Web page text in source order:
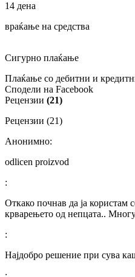
14 дена
враќање на средства
Сигурно плаќање
Плаќање со дебитни и
Сподели на Facebook
Рецензии (21)
Рецензии (21)
Анонимно:
odlicen proizvod
:
Откако почнав да ја користам
крварењето од непцата..
:
Најдобро решение при сува